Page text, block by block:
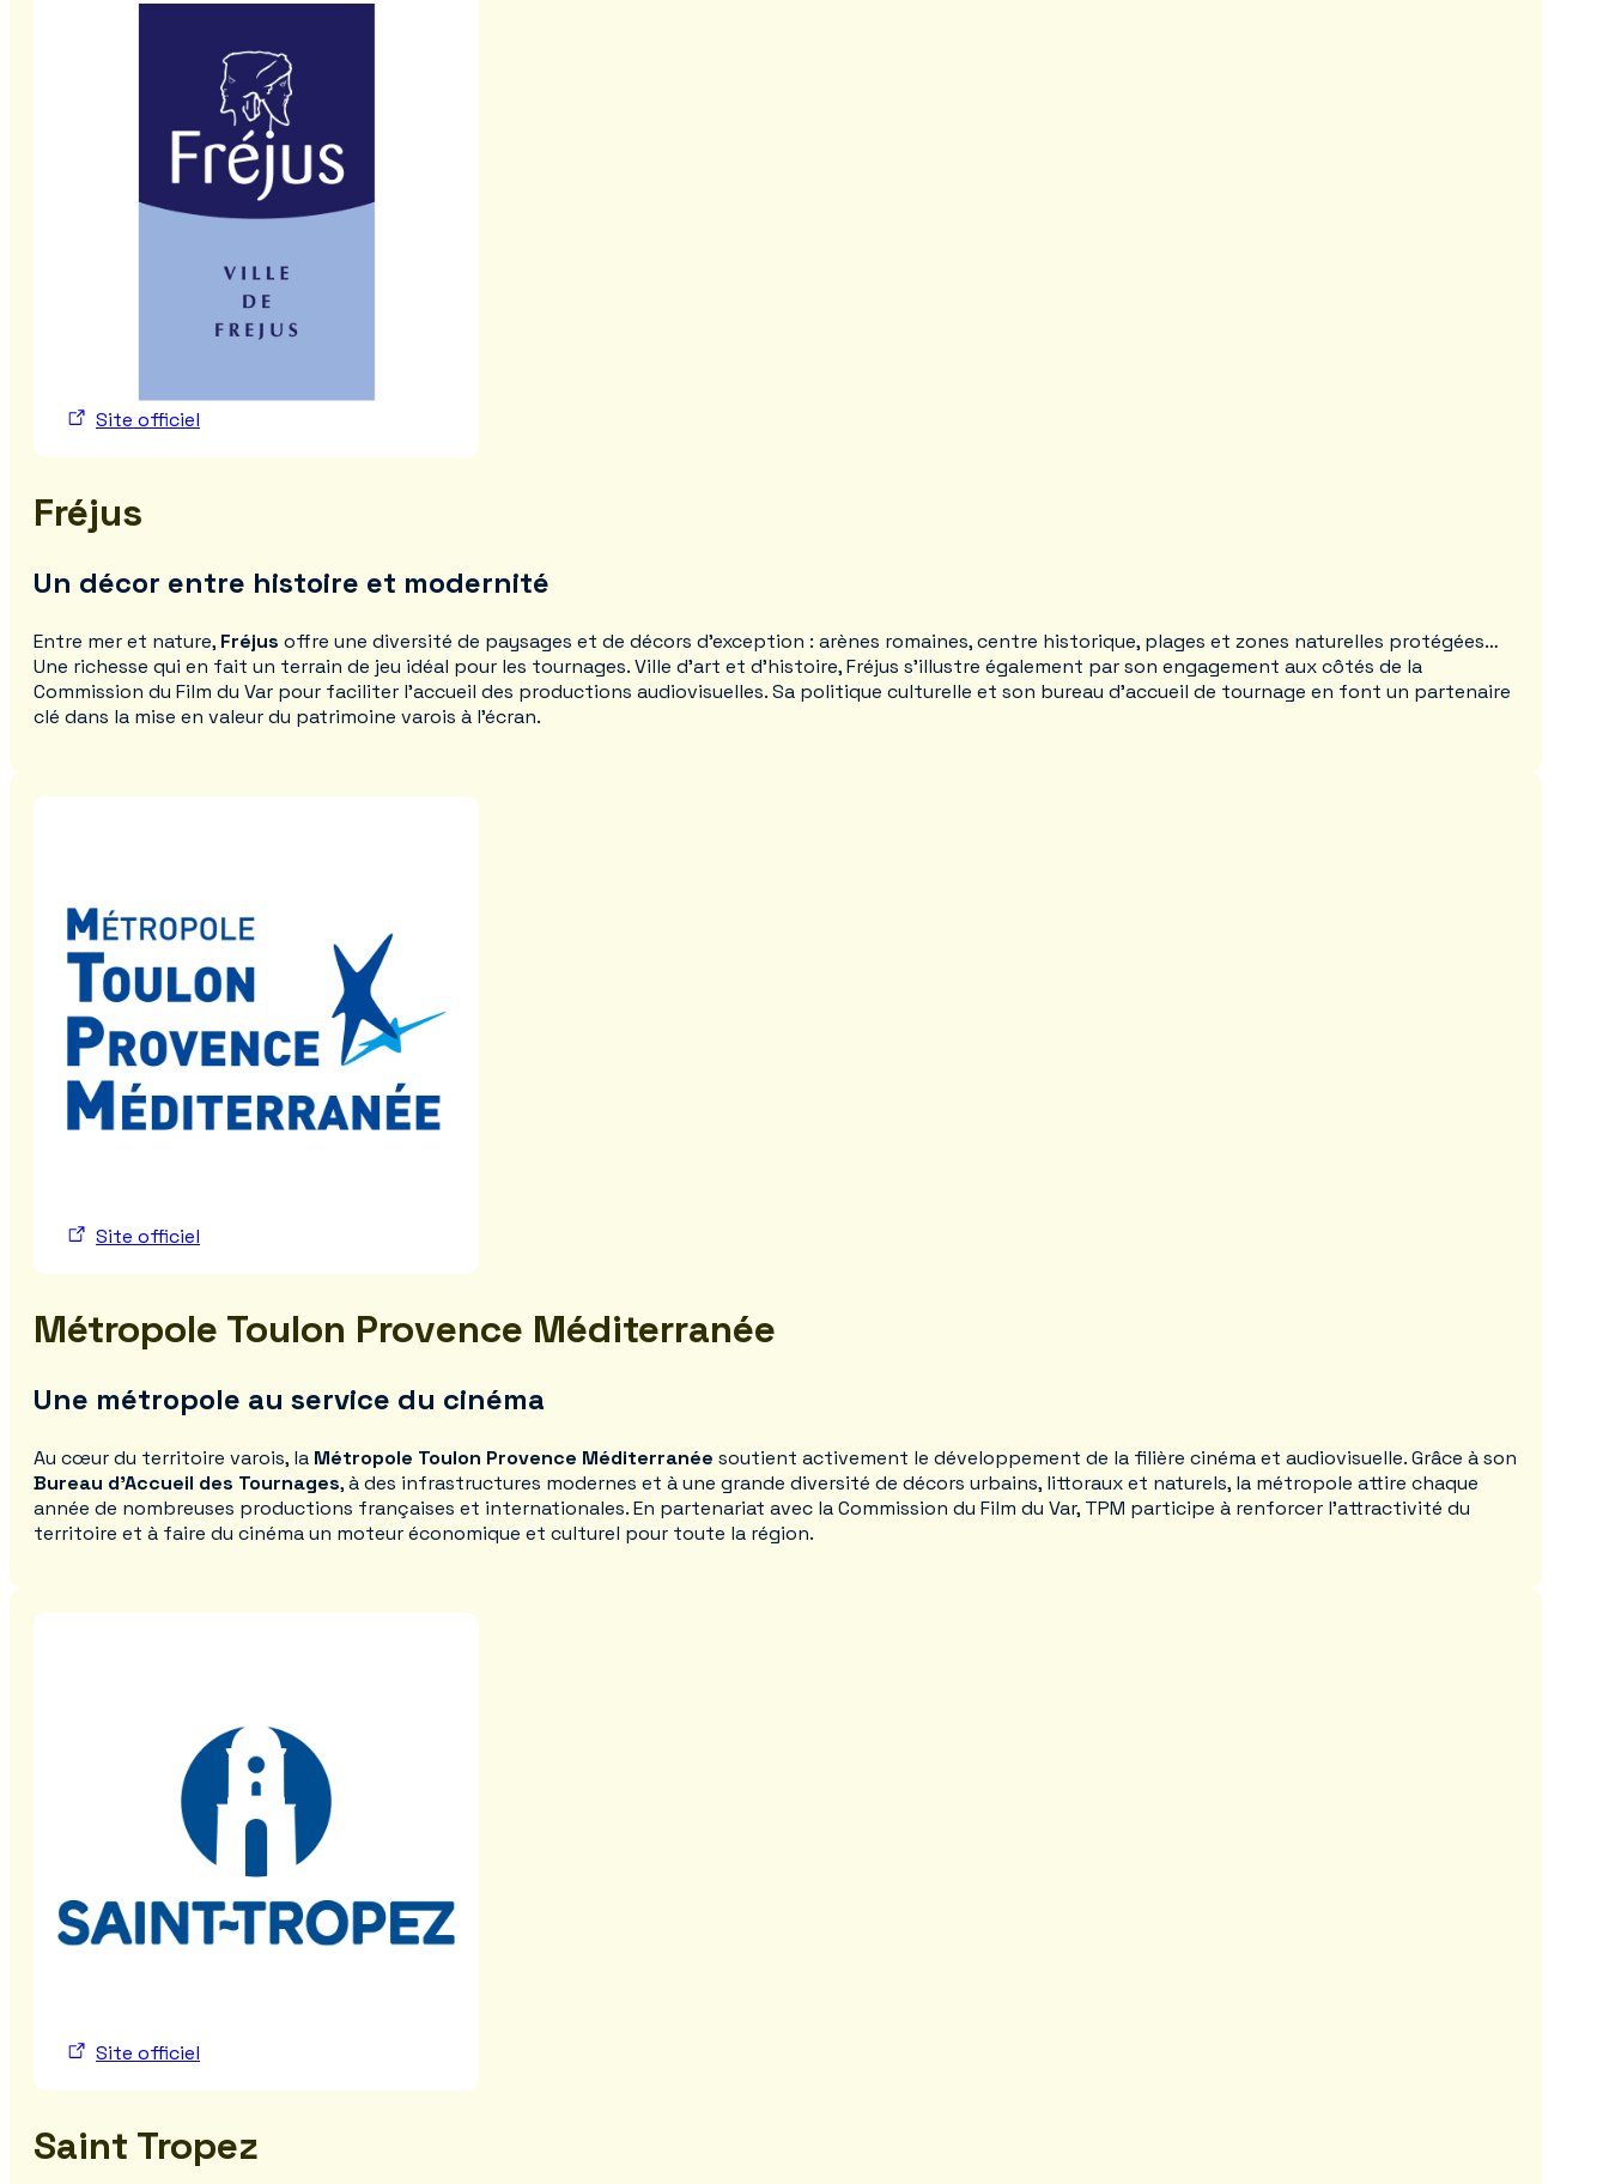
Site officiel
Fréjus
Un décor entre histoire et modernité
Entre mer et nature, Fréjus offre une diversité de paysages et de décors d’exception : arènes romaines, centre historique, plages et zones naturelles protégées…
Une richesse qui en fait un terrain de jeu idéal pour les tournages. Ville d’art et d’histoire, Fréjus s’illustre également par son engagement aux côtés de la
Commission du Film du Var pour faciliter l’accueil des productions audiovisuelles. Sa politique culturelle et son bureau d’accueil de tournage en font un partenaire
clé dans la mise en valeur du patrimoine varois à l’écran.
Site officiel
Métropole Toulon Provence Méditerranée
Une métropole au service du cinéma
Au cœur du territoire varois, la Métropole Toulon Provence Méditerranée soutient activement le développement de la filière cinéma et audiovisuelle. Grâce à son
Bureau d’Accueil des Tournages, à des infrastructures modernes et à une grande diversité de décors urbains, littoraux et naturels, la métropole attire chaque
année de nombreuses productions françaises et internationales. En partenariat avec la Commission du Film du Var, TPM participe à renforcer l’attractivité du
territoire et à faire du cinéma un moteur économique et culturel pour toute la région.
Site officiel
Saint Tropez